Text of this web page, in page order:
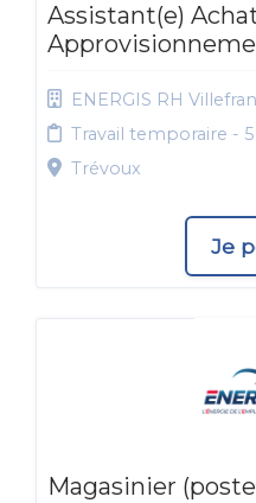
Assistant(e)
ENERGIS RH
Travail temporaire -
Trévoux
Je
Magasinier